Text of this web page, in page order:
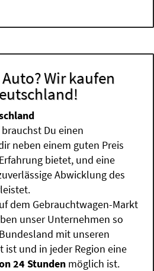
Wir kaufen
Du einen
neben einem guten Preis
bietet, und eine
Abwicklung des
dem Gebrauchtwagen-Markt
unser Unternehmen so
mit unseren
ist und in jeder Region eine
24 Stunden möglich ist.